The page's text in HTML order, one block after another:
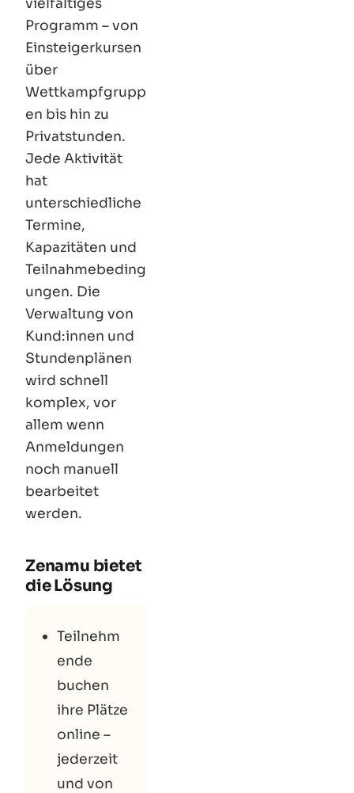
Programm – von
Einsteigerkursen
über
Wettkampfgrupp
en bis hin zu
Privatstunden.
Jede Aktivität
hat
unterschiedliche
Termine,
Kapazitäten und
Teilnahmebeding
ungen. Die
Verwaltung von
Kund:innen und
Stundenplänen
wird schnell
komplex, vor
allem wenn
Anmeldungen
noch manuell
bearbeitet
werden.
Zenamu bietet
die Lösung
Teilnehm
ende
buchen
ihre Plätze
online –
jederzeit
und von